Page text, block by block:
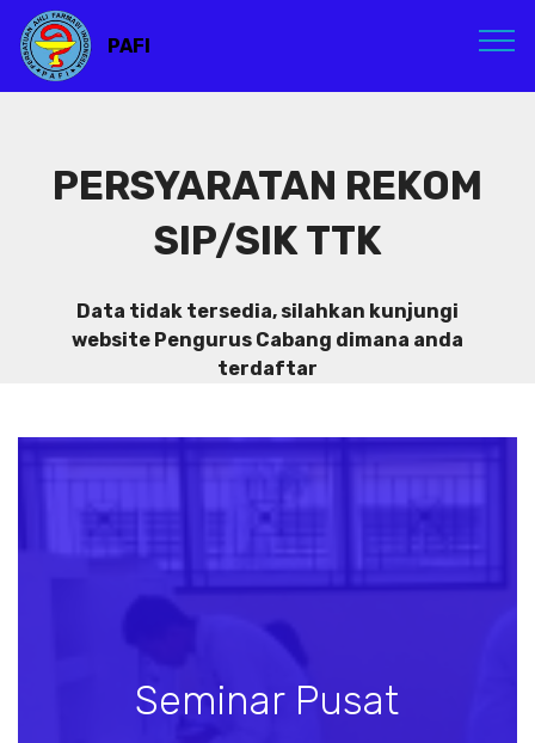
PAFI
PERSYARATAN REKOM
SIP/SIK TTK
Data tidak tersedia, silahkan kunjungi
website Pengurus Cabang dimana anda
terdaftar
Seminar Pusat